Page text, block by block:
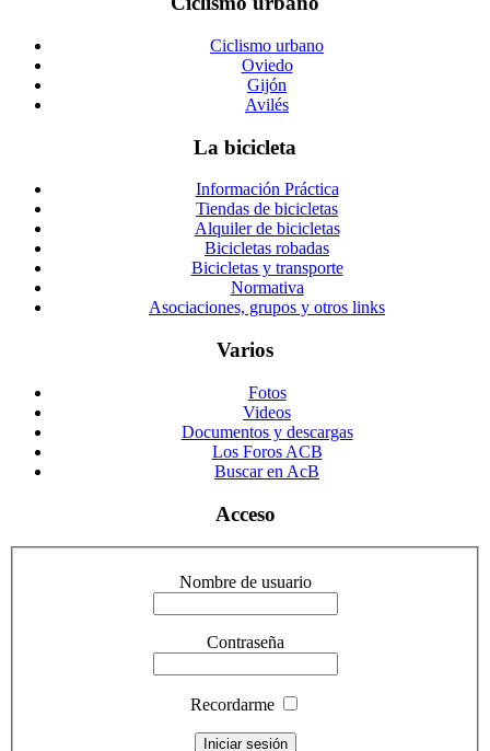
Ciclismo urbano
Oviedo
Gijón
Avilés
La bicicleta
Información Práctica
Tiendas de bicicletas
Alquiler de bicicletas
Bicicletas robadas
Bicicletas y transporte
Normativa
Asociaciones, grupos y otros links
Varios
Fotos
Videos
Documentos y descargas
Los Foros ACB
Buscar en AcB
Acceso
Nombre de usuario
Contraseña
Recordarme